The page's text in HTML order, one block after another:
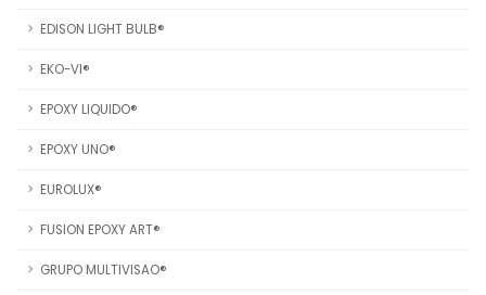
EDISON LIGHT BULB®
EKO-VI®
EPOXY LIQUIDO®
EPOXY UNO®
EUROLUX®
FUSION EPOXY ART®
GRUPO MULTIVISAO®